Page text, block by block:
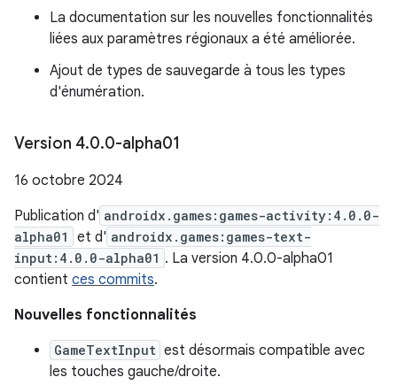
La documentation sur les nouvelles fonctionnalités
liées aux paramètres régionaux a été améliorée.
Ajout de types de sauvegarde à tous les types
d'énumération.
Version 4.0.0-alpha01
16 octobre 2024
Publication d' androidx.games:games-activity:4.0.0-
alpha01
et d' androidx.games:games-text-
input:4.0.0-alpha01 . La version 4.0.0-alpha01
contient ces commits.
Nouvelles fonctionnalités
GameTextInput est désormais compatible avec
les touches gauche/droite.